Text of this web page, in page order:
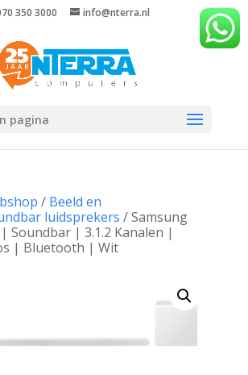
350 3000 info@nterra.nl
pagina
/ Beeld en
luidsprekers / Samsung
| Soundbar | 3.1.2 Kanalen |
| Bluetooth | Wit